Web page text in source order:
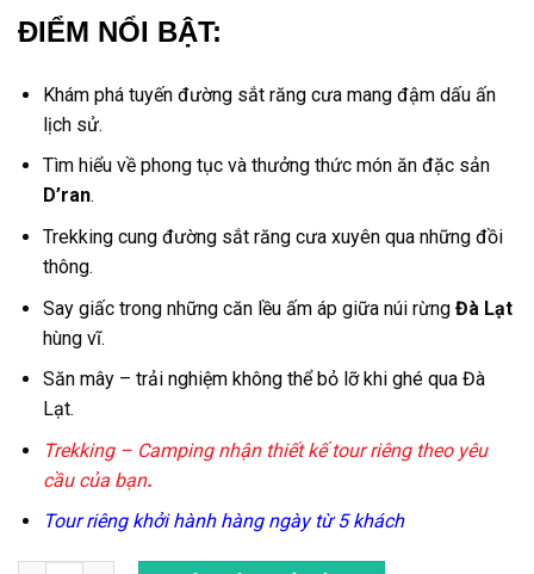
ĐIỂM NỔI BẬT:
Khám phá tuyến đường sắt răng cưamang đậm dấu ấn
lịch sử.
Tìm hiểu về phong tục và thưởng thức món ăn đặc sản
D’ran.
Trekking cung đường sắt răng cưa xuyên qua những đồi
thông.
Say giấc trong những căn lều ấm áp giữa núi rừng Đà Lạt
hùng vĩ.
Săn mây – trải nghiệm không thể bỏ lỡ khi ghé qua Đà
Lạt.
Trekking – Camping nhận thiết kế tour riêng theo yêu
cầu của bạn.
Tour riêng khởi hành hàng ngày từ 5 khách